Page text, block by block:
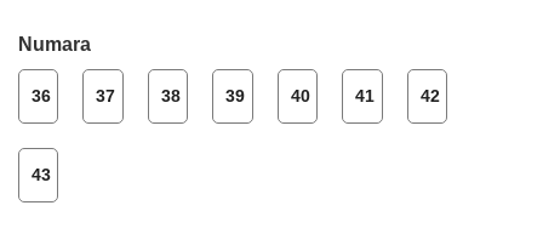
Numara
36 37 38 39 40 41 42
43